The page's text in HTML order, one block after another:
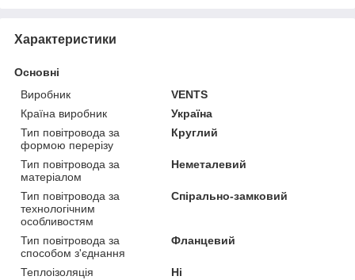
Характеристики
Основні
Виробник
VENTS
Країна виробник
Україна
Тип повітровода за
формою перерізу
Круглий
Тип повітровода за
матеріалом
Неметалевий
Тип повітровода за
технологічним
особливостям
Спірально-замковий
Тип повітровода за
способом з'єднання
Фланцевий
Теплоізоляція
Ні